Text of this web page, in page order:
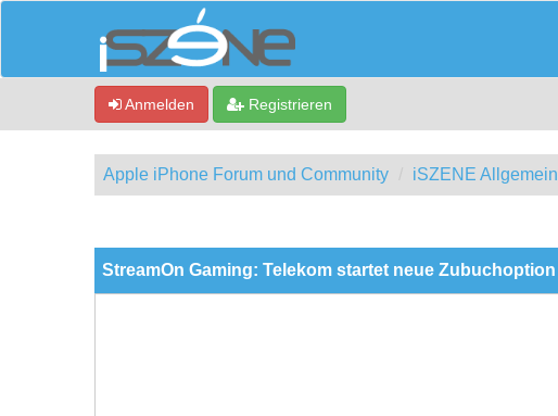
Anmelden Registrieren
Apple iPhone Forum und Community iSZENE Allgemein
StreamOn Gaming: Telekom startet neue Zubuchoption